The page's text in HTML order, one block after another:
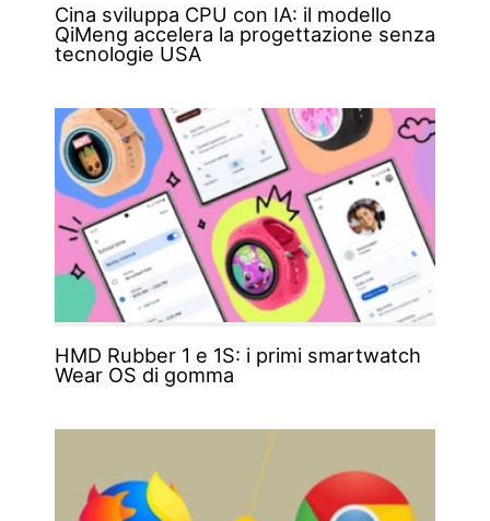
Cina sviluppa CPU con IA: il modello
QiMeng accelera la progettazione senza
tecnologie USA
HMD Rubber 1 e 1S: i primi smartwatch
Wear OS di gomma